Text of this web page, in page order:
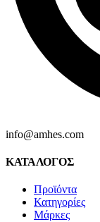
info@amhes.com
ΚΑΤΑΛΟΓΟΣ
Προϊόντα
Κατηγορίες
Μάρκες